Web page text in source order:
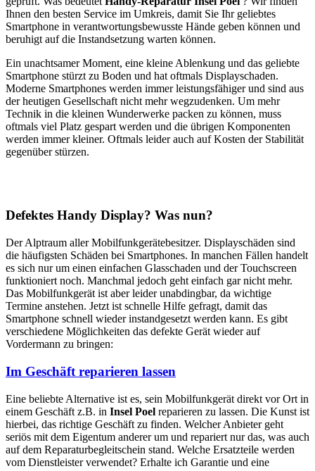
Ihnen den besten Service im Umkreis, damit Sie Ihr geliebtes
Smartphone in verantwortungsbewusste Hände geben können und
beruhigt auf die Instandsetzung warten können.
Ein unachtsamer Moment, eine kleine Ablenkung und das geliebte
Smartphone stürzt zu Boden und hat oftmals Displayschaden.
Moderne Smartphones werden immer leistungsfähiger und sind aus
der heutigen Gesellschaft nicht mehr wegzudenken. Um mehr
Technik in die kleinen Wunderwerke packen zu können, muss
oftmals viel Platz gespart werden und die übrigen Komponenten
werden immer kleiner. Oftmals leider auch auf Kosten der Stabilität
gegenüber stürzen.
Defektes Handy Display? Was nun?
Der Alptraum aller Mobilfunkgerätebesitzer. Displayschäden sind
die häufigsten Schäden bei Smartphones. In manchen Fällen handelt
es sich nur um einen einfachen Glasschaden und der Touchscreen
funktioniert noch. Manchmal jedoch geht einfach gar nicht mehr.
Das Mobilfunkgerät ist aber leider unabdingbar, da wichtige
Termine anstehen. Jetzt ist schnelle Hilfe gefragt, damit das
Smartphone schnell wieder instandgesetzt werden kann. Es gibt
verschiedene Möglichkeiten das defekte Gerät wieder auf
Vordermann zu bringen:
Im Geschäft reparieren lassen
Eine beliebte Alternative ist es, sein Mobilfunkgerät direkt vor Ort in
einem Geschäft z.B. in Insel Poel reparieren zu lassen. Die Kunst ist
hierbei, das richtige Geschäft zu finden. Welcher Anbieter geht
seriös mit dem Eigentum anderer um und repariert nur das, was auch
auf dem Reparaturbegleitschein stand. Welche Ersatzteile werden
vom Dienstleister verwendet? Erhalte ich Garantie und eine